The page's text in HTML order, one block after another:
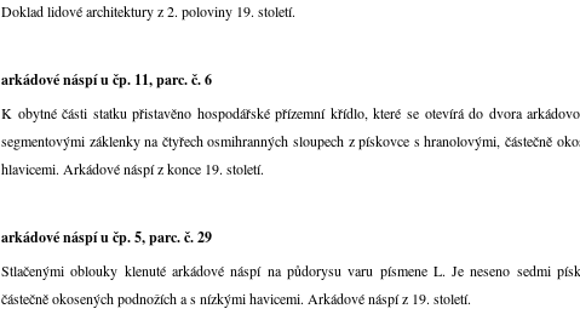
Doklad lidové architektury z 2. poloviny 19. století.
arkádové náspí u čp. 11, parc. č. 6
K obytné části statku přistavěno hospodářské přízemní křídlo, které se otevírá do dvora
segmentovými záklenky na čtyřech osmihranných sloupech z pískovce s hranolovými, částečně
hlavicemi. Arkádové náspí z konce 19. století.
arkádové náspí u čp. 5, parc. č. 29
Stlačenými oblouky klenuté arkádové náspí na půdorysu varu písmene L. Je neseno sedmi
částečně okosených podnožích a s nízkými havicemi. Arkádové náspí z 19. století.